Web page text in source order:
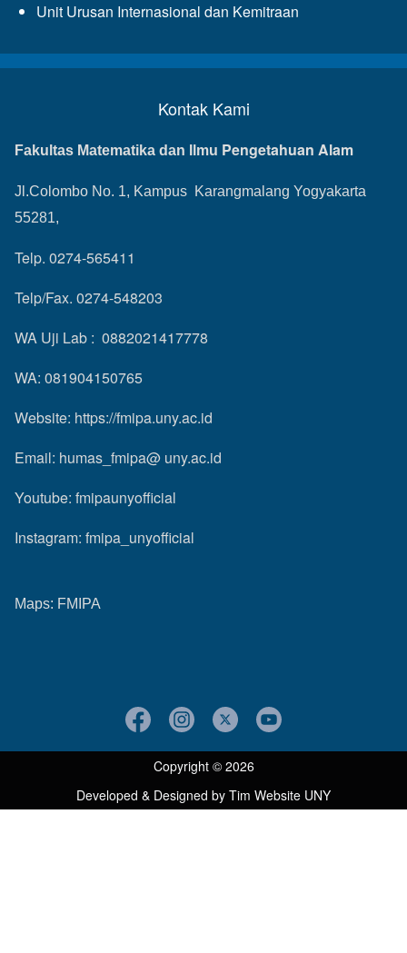
Unit Urusan Internasional dan Kemitraan
Kontak Kami
Fakultas Matematika dan Ilmu Pengetahuan Alam
Jl.Colombo No. 1, Kampus Karangmalang Yogyakarta
55281,
Telp. 0274-565411
Telp/Fax. 0274-548203
WA Uji Lab : 0882021417778
WA: 081904150765
Website: https://fmipa.uny.ac.id
Email: humas_fmipa@ uny.ac.id
Youtube: fmipaunyofficial
Instagram: fmipa_unyofficial
Maps: FMIPA
Copyright © 2026
Developed & Designed by Tim Website UNY